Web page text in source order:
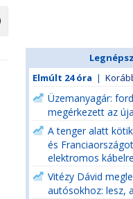
Elmúlt 24 óra |
Üzemanyagár:
megérkezett az
A tenger alatt
és
elektromos
Vitézy Dávid
autósokhoz: lesz,